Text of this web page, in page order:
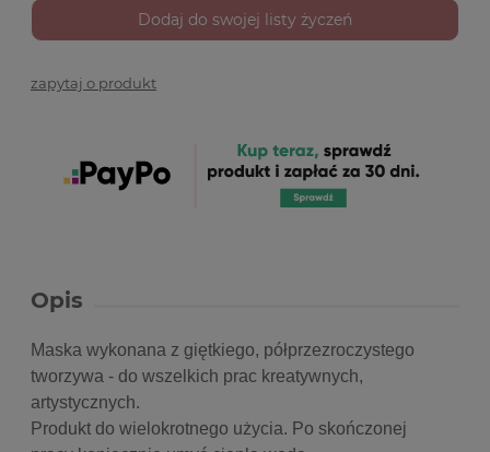
Dodaj do swojej listy życzeń
zapytaj o produkt
Opis
Maska wykonana z giętkiego, półprzezroczystego
tworzywa - do wszelkich prac kreatywnych,
artystycznych.
Produkt do wielokrotnego użycia. Po skończonej